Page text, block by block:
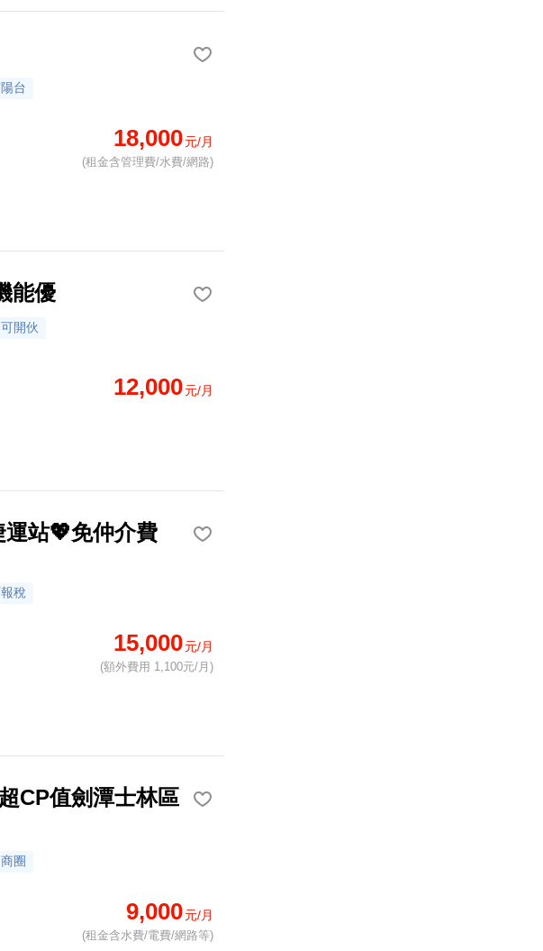
台
18,000元/月
(租金含管理費/水費/網路)
能優
可開伙
12,000元/月
站💖免仲介費
稅
15,000元/月
(額外費用 1,100元/月)
CP值劍潭士林區
圈
9,000元/月
(租金含水費/電費/網路等)